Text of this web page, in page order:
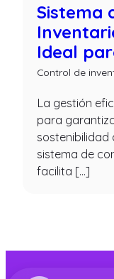
Sistema
Ideal
Control de
La gestión
para
sostenibilidad
sistema de
facilita […]